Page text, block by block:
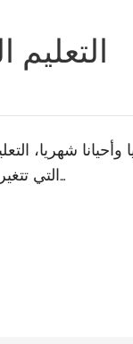
التعليم
شهريا،
التي تتغير كأنها دوّار الرياح (أو كما يسمى في…